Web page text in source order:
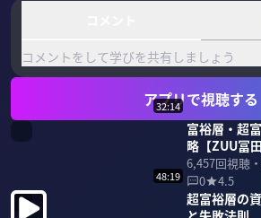
コメントをして学びを共有しましょう
アプリで視聴する
32:14
富裕層・超
略【ZUU冨田
6,457回視聴・
0
4.5
48:19
超富裕層の